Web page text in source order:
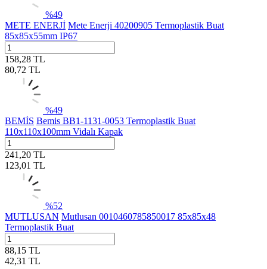
%49
METE ENERJİ Mete Enerji 40200905 Termoplastik Buat
85x85x55mm IP67
158,28 TL
80,72 TL
%49
BEMİS Bemis BB1-1131-0053 Termoplastik Buat
110x110x100mm Vidalı Kapak
241,20 TL
123,01 TL
%52
MUTLUSAN Mutlusan 0010460785850017 85x85x48
Termoplastik Buat
88,15 TL
42,31 TL